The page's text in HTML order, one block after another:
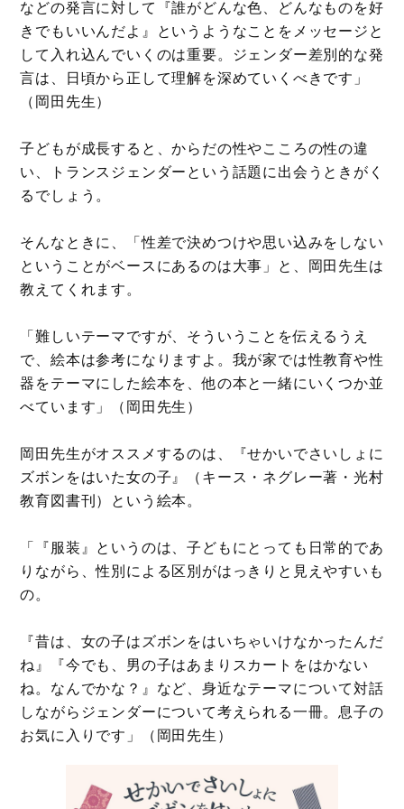
などの発言に対して『誰がどんな色、どんなものを好
きでもいいんだよ』というようなことをメッセージと
して入れ込んでいくのは重要。ジェンダー差別的な発
言は、日頃から正して理解を深めていくべきです」
（岡田先生）
子どもが成長すると、からだの性やこころの性の違
い、トランスジェンダーという話題に出会うときがく
るでしょう。
そんなときに、「性差で決めつけや思い込みをしない
ということがベースにあるのは大事」と、岡田先生は
教えてくれます。
「難しいテーマですが、そういうことを伝えるうえ
で、絵本は参考になりますよ。我が家では性教育や性
器をテーマにした絵本を、他の本と一緒にいくつか並
べています」（岡田先生）
岡田先生がオススメするのは、『せかいでさいしょに
ズボンをはいた女の子』（キース・ネグレー著・光村
教育図書刊）という絵本。
「『服装』というのは、子どもにとっても日常的であ
りながら、性別による区別がはっきりと見えやすいも
の。
『昔は、女の子はズボンをはいちゃいけなかったんだ
ね』『今でも、男の子はあまりスカートをはかない
ね。なんでかな？』など、身近なテーマについて対話
しながらジェンダーについて考えられる一冊。息子の
お気に入りです」（岡田先生）